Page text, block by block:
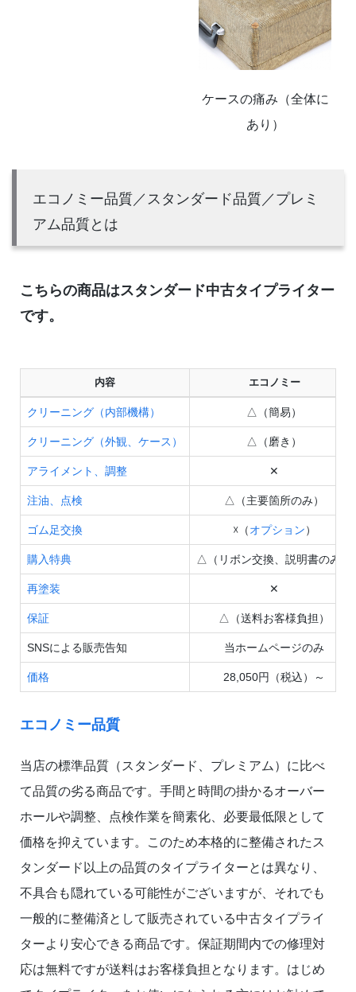
ケースの痛み（全体に
あり）
エコノミー品質／スタンダード品質／プレミ
アム品質とは
こちらの商品はスタンダード中古タイプライター
です。
内容 エコノミー
クリーニング（内部機構） △（簡易）
クリーニング（外観、ケース） △（磨き）
アライメント、調整 ✕
注油、点検 △（主要箇所のみ）
ゴム足交換 ☓（オプション）
購入特典 △（リボン交換、説明書のみ）
再塗装 ✕
保証 △（送料お客様負担）
SNSによる販売告知 当ホームページのみ
価格 28,050円（税込）～
エコノミー品質
当店の標準品質（スタンダード、プレミアム）に比べ
て品質の劣る商品です。手間と時間の掛かるオーバー
ホールや調整、点検作業を簡素化、必要最低限として
価格を抑えています。このため本格的に整備されたス
タンダード以上の品質のタイプライターとは異なり、
不具合も隠れている可能性がございますが、それでも
一般的に整備済として販売されている中古タイプライ
ターより安心できる商品です。保証期間内での修理対
応は無料ですが送料はお客様負担となります。はじめ